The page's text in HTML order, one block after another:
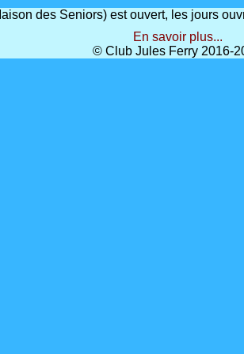
des Seniors) est ouvert, les jours
En savoir plus...
© Club Jules Ferry 2016-